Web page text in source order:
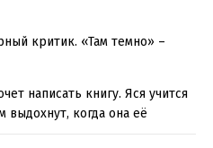
критик. «Там темно» –
написать книгу. Яся учится
выдохнут, когда она её